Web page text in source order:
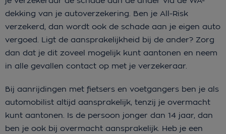
dekking van je autoverzekering. Ben je All-Risk
verzekerd, dan wordt ook de schade aan je eigen auto
vergoed. Ligt de aansprakelijkheid bij de ander? Zorg
dan dat je dit zoveel mogelijk kunt aantonen en neem
in alle gevallen contact op met je verzekeraar.
Bij aanrijdingen met fietsers en voetgangers ben je als
automobilist altijd aansprakelijk, tenzij je overmacht
kunt aantonen. Is de persoon jonger dan 14 jaar, dan
ben je ook bij overmacht aansprakelijk. Heb je een